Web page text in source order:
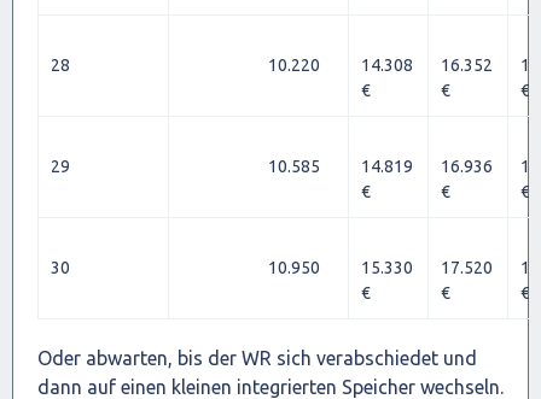
28 10.220
14.308
€
16.352
€
€
29 10.585
14.819
€
16.936
€
€
30 10.950
15.330
€
17.520
€
€
Oder abwarten, bis der WR sich verabschiedet und
dann auf einen kleinen integrierten Speicher wechseln.